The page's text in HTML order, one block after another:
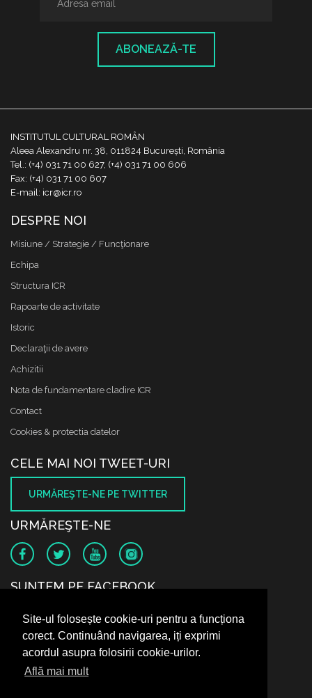
Site-ul folosește cookie-uri pentru a funcționa
corect. Continuând navigarea, iți exprimi
acordul asupra folosirii cookie-urilor.
Află mai mult
ABONEAZĂ-TE
INSTITUTUL CULTURAL ROMÂN
Aleea Alexandru nr. 38, 011824 București, România
Tel.: (+4) 031 71 00 627, (+4) 031 71 00 606
Fax: (+4) 031 71 00 607
E-mail: icr@icr.ro
DESPRE NOI
Misiune / Strategie / Funcţionare
Echipa
Structura ICR
Rapoarte de activitate
Istoric
Declaraţii de avere
Achizitii
Nota de fundamentare cladire ICR
Contact
Cookies & protectia datelor
CELE MAI NOI TWEET-URI
URMĂREŞTE-NE PE TWITTER
URMĂREŞTE-NE
SUNTEM PE FACEBOOK